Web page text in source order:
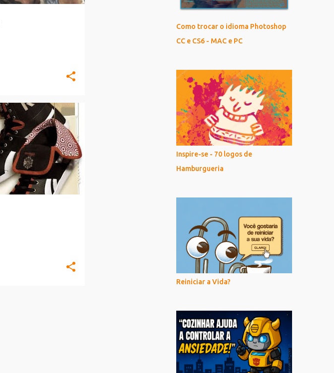
Como trocar o idioma Photoshop
CC e CS6 - MAC e PC
Inspire-se - 70 logos de
Hamburgueria
Reiniciar a Vida?